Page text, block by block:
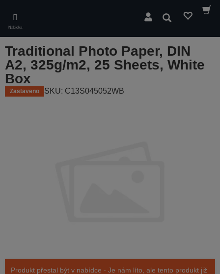
main
content
Nabídka
Hledat
Traditional Photo Paper, DIN
A2, 325g/m2, 25 Sheets, White
Box
Zastaveno SKU: C13S045052WB
Produkt přestal být v nabídce - Je nám líto, ale tento produkt již